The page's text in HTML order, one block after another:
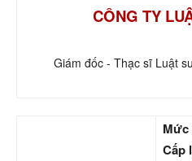
CÔNG TY
Giám đốc - Thạc sĩ Luật
Mức
Cấp